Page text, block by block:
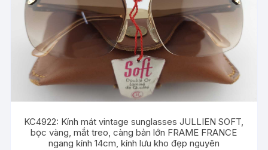
KC4922: Kính mát vintage sunglasses JULLIEN SOFT,
bọc vàng, mắt treo, càng bản lớn FRAME FRANCE
ngang kính 14cm, kính lưu kho đẹp nguyên